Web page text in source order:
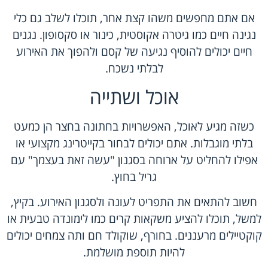
אם אתם מחפשים משהו קצת אחר, תוכלו לשלב גם כלי
נגינה חיים כמו גיטרה אקוסטית, כינור או סקסופון. נגנים
חיים יכולים להוסיף נגיעה של קסם ולהפוך את האירוע
לבלתי נשכח.
אוכל ושתייה
כשזה מגיע לאוכל, האפשרויות בחתונה בחצר הן כמעט
בלתי מוגבלות. אתם יכולים לבחור בקייטרינג מקצועי או
אפילו להחליט על ארוחה בסגנון "עשה זאת בעצמך" עם
גריל בחוץ.
חשוב להתאים את התפריט לעונה ולסגנון האירוע. בקיץ,
למשל, תוכלו להציע משקאות קרים כמו לימונדה טבעית או
קוקטיילים מרעננים. בחורף, שוקולד חם ותה צמחים יכולים
להיות תוספת מושלמת.